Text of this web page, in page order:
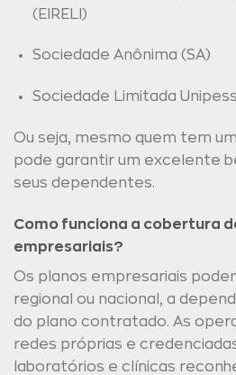
(EIRELI)
Sociedade Anônima (SA)
Sociedade Limitada
Ou seja, mesmo quem tem
pode garantir um excelente
seus dependentes.
Como funciona a cobertura
empresariais?
Os planos empresariais
regional ou nacional, a
do plano contratado. As
redes próprias e
laboratórios e clínicas